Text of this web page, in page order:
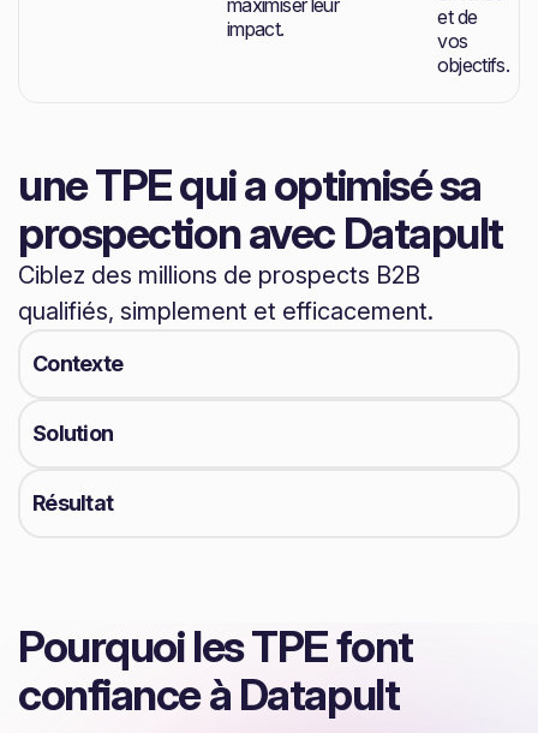
maximiser leur
impact.
et de
vos
objectifs.
une TPE qui a optimisé sa
prospection avec Datapult
Ciblez des millions de prospects B2B
qualifiés, simplement et efficacement.
Contexte
Solution
Résultat
Pourquoi les TPE font
confiance à Datapult